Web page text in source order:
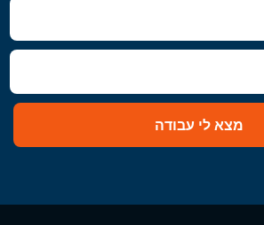
מצא לי עבודה